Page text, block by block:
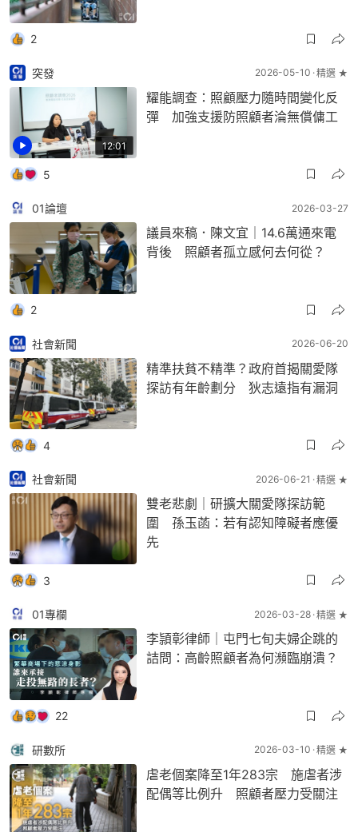
2
12:01
突發 2026-05-10 精選 ★
耀能調查：照顧壓力隨時間變化反
彈 加強支援防照顧者淪無償傭工
5
01論壇 2026-03-27
議員來稿．陳文宜｜14.6萬通來電
背後 照顧者孤立感何去何從？
2
社會新聞 2026-06-20
精準扶貧不精準？政府首揭關愛隊
探訪有年齡劃分 狄志遠指有漏洞
4
社會新聞 2026-06-21 精選 ★
雙老悲劇｜研擴大關愛隊探訪範
圍 孫玉菡：若有認知障礙者應優
先
3
01專欄 2026-03-28 精選 ★
李頴彰律師｜屯門七旬夫婦企跳的
詰問：高齡照顧者為何瀕臨崩潰？
22
研數所 2026-03-10 精選 ★
虐老個案降至1年283宗 施虐者涉
配偶等比例升 照顧者壓力受關注